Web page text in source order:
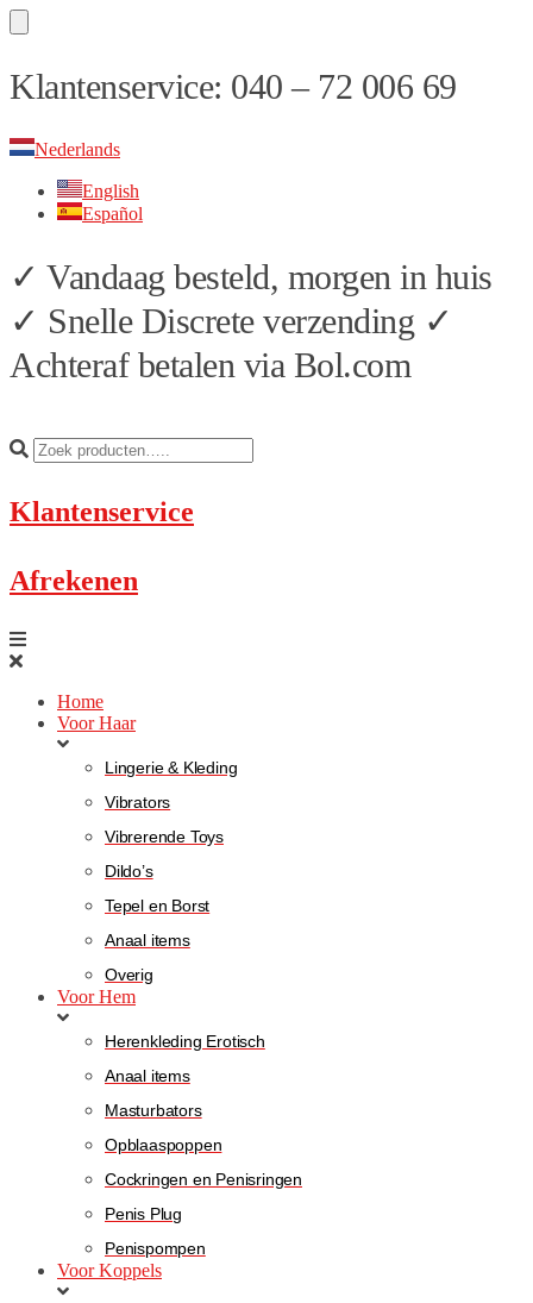
Skip
to
Skip
to
Klantenservice: 040 – 72 006 69
Nederlands
English
Español
✓ Vandaag besteld, morgen in huis
✓ Snelle Discrete verzending ✓
Achteraf betalen via Bol.com
Klantenservice
Afrekenen
Home
Voor Haar
Lingerie & Kleding
Vibrators
Vibrerende Toys
Dildo’s
Tepel en Borst
Anaal items
Overig
Voor Hem
Herenkleding Erotisch
Anaal items
Masturbators
Opblaaspoppen
Cockringen en Penisringen
Penis Plug
Penispompen
Voor Koppels